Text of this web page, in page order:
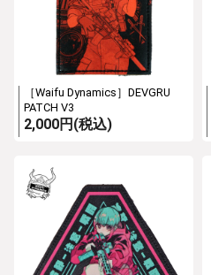
［Waifu Dynamics］DEVGRU
PATCH V3
2,000円(税込)